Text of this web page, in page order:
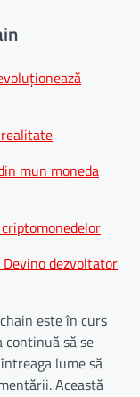
mun moneda
dezvoltator
este în curs
continuă să se
lume să
Această